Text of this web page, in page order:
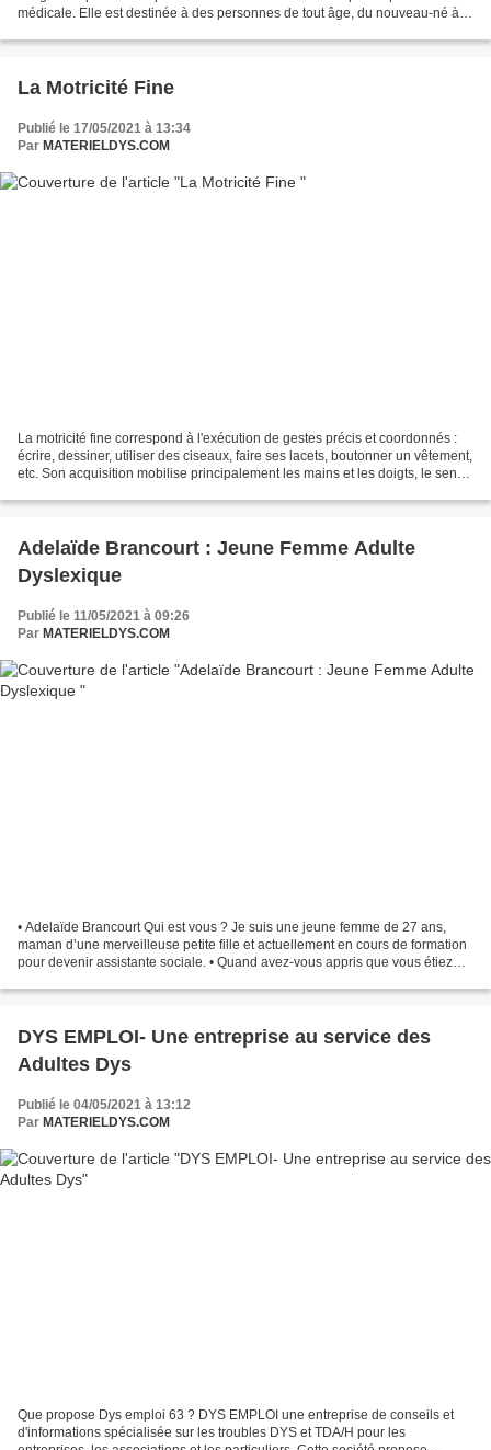
médicale. Elle est destinée à des personnes de tout âge, du nouveau-né à la
La Motricité Fine
Publié le 17/05/2021 à 13:34
Par MATERIELDYS.COM
La motricité fine correspond à l'exécution de gestes précis et coordonnés :
écrire, dessiner, utiliser des ciseaux, faire ses lacets, boutonner un vêtement,
etc. Son acquisition mobilise principalement les mains et les doigts, le sens
Adelaïde Brancourt : Jeune Femme Adulte
Dyslexique
Publié le 11/05/2021 à 09:26
Par MATERIELDYS.COM
• Adelaïde Brancourt Qui est vous ? Je suis une jeune femme de 27 ans,
maman d’une merveilleuse petite fille et actuellement en cours de formation
pour devenir assistante sociale. • Quand avez-vous appris que vous étiez
DYS EMPLOI- Une entreprise au service des
Adultes Dys
Publié le 04/05/2021 à 13:12
Par MATERIELDYS.COM
Que propose Dys emploi 63 ? DYS EMPLOI une entreprise de conseils et
d'informations spécialisée sur les troubles DYS et TDA/H pour les